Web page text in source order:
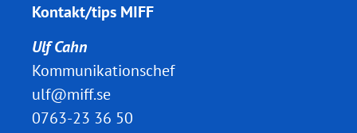
Kontakt/tips MIFF
Ulf Cahn
Kommunikationschef
ulf@miff.se
0763-23 36 50